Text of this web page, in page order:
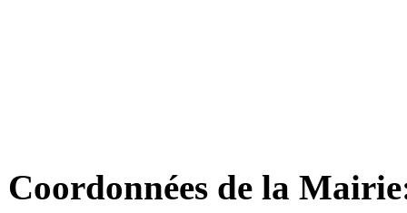
Coordonnées de la